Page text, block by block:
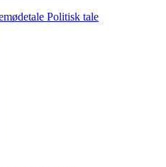
Politisk tale